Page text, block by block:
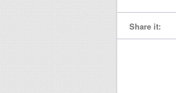
Share it: